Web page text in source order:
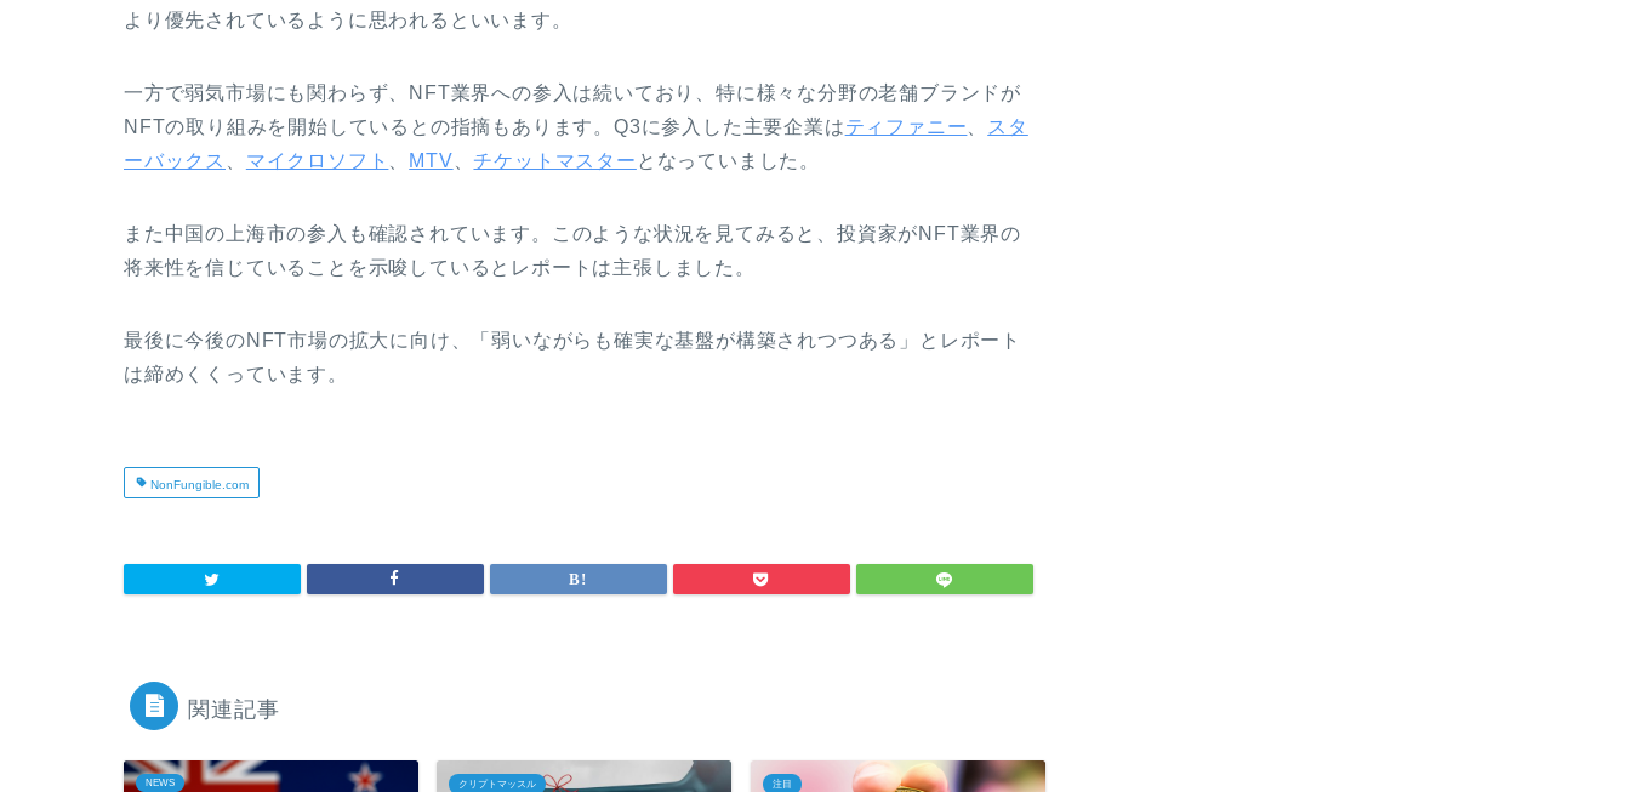
より優先されているように思われるといいます。
一方で弱気市場にも関わらず、NFT業界への参入は続いており、特に様々な分野の老舗ブランドが
NFTの取り組みを開始しているとの指摘もあります。Q3に参入した主要企業はティファニー
スタ
ーバックス
マイクロソフト MTV チケットマスター となっていました。
また中国の上海市の参入も確認されています。このような状況を見てみると、投資家がNFT業界の
将来性を信じていることを示唆しているとレポートは主張しました。
最後に今後のNFT市場の拡大に向け、「弱いながらも確実な基盤が構築されつつある」とレポート
は締めくくっています。
NonFungible.com
関連記事
NEWS クリプトマッスル 注目